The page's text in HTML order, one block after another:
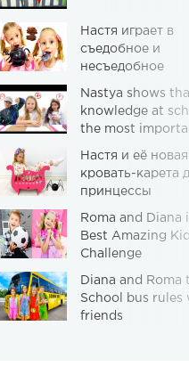
Настя играет в
съедобное и
несъедобное
Nastya shows
knowledge at
the most
Настя и её новая
кровать-карета
принцессы
Roma and Diana
Best Amazing
Challenge
Diana and Roma
School bus rules
friends